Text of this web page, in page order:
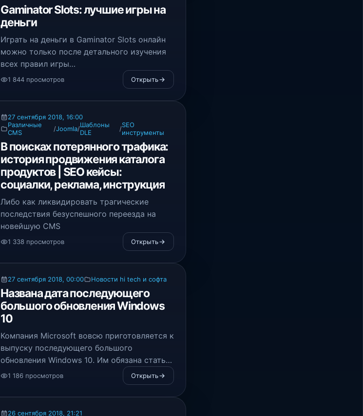
Gaminator Slots: лучшие игры на
деньги
Играть на деньги в Gaminator Slots онлайн
можно только после детального изучения
всех правил игры
1 844 просмотров Открыть
27 сентября 2018, 16:00
Различные
CMS
/Joomla/Шаблоны
DLE
/SEO
инструменты
В поисках потерянного трафика:
история продвижения каталога
продуктов | SEO кейсы:
социалки, реклама, инструкция
Либо как ликвидировать трагические
последствия безуспешного переезда на
новейшую CMS
1 338 просмотров Открыть
27 сентября 2018, 00:00 Новости hi tech и софта
Названа дата последующего
большого обновления Windows
10
Компания Microsoft вовсю приготовляется к
выпуску последующего большого
обновления Windows 10. Им обязана стать
версия Windows 10 October 2018 Update, и
точную дату релиза Microsoft пока не
объявляла.
1 186 просмотров Открыть
26 сентября 2018, 21:21